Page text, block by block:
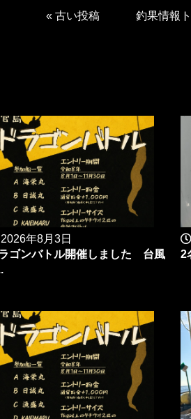
« 古い投稿 釣果情報
2026年8月3日
ラゴンバトル開催しました 台風
2